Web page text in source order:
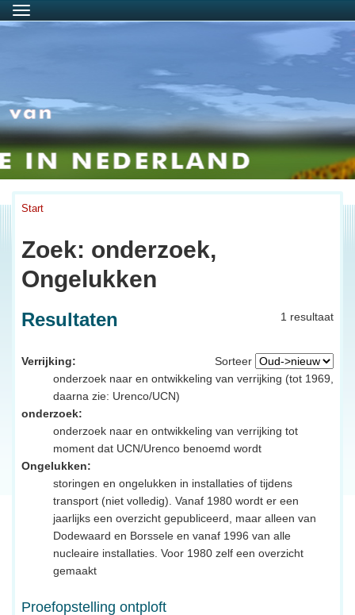
Menu
Start
Zoek: onderzoek,
Ongelukken
1 resultaat
Resultaten
Sorteer
Verrijking:
onderzoek naar en ontwikkeling van verrijking (tot 1969,
daarna zie: Urenco/UCN)
onderzoek:
onderzoek naar en ontwikkeling van verrijking tot
moment dat UCN/Urenco benoemd wordt
Ongelukken:
storingen en ongelukken in installaties of tijdens
transport (niet volledig). Vanaf 1980 wordt er een
jaarlijks een overzicht gepubliceerd, maar alleen van
Dodewaard en Borssele en vanaf 1996 van alle
nucleaire installaties. Voor 1980 zelf een overzicht
gemaakt
Proefopstelling ontploft